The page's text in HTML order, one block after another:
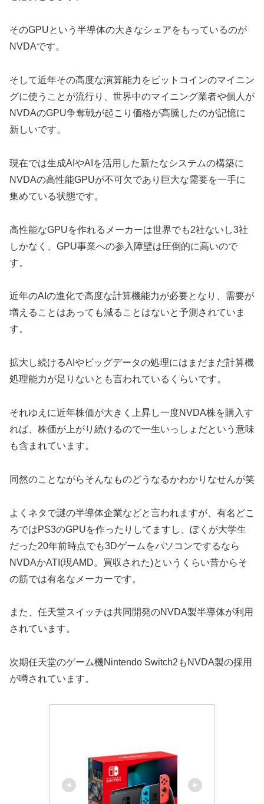
そのGPUという半導体の大きなシェアをもっているのが
NVDAです。
そして近年その高度な演算能力をビットコインのマイニン
グに使うことが流行り、世界中のマイニング業者や個人が
NVDAのGPU争奪戦が起こり価格が高騰したのが記憶に
新しいです。
現在では生成AIやAIを活用した新たなシステムの構築に
NVDAの高性能GPUが不可欠であり巨大な需要を一手に
集めている状態です。
高性能なGPUを作れるメーカーは世界でも2社ないし3社
しかなく、GPU事業への参入障壁は圧倒的に高いので
す。
近年のAIの進化で高度な計算機能力が必要となり、需要が
増えることはあっても減ることはないと予測されていま
す。
拡大し続けるAIやビッグデータの処理にはまだまだ計算機
処理能力が足りないとも言われているくらいです。
それゆえに近年株価が大きく上昇し一度NVDA株を購入す
れば、株価が上がり続けるので一生いっしょだという意味
も含まれています。
同然のことながらそんなものどうなるかわかりなせんが笑
よくネタで謎の半導体企業などと言われますが、有名どこ
ろではPS3のGPUを作ったりしてますし、ぼくが大学生
だった20年前時点でも3Dゲームをパソコンでするなら
NVDAかATI(現AMD。買収された)というくらい昔からそ
の筋では有名なメーカーです。
また、任天堂スイッチは共同開発のNVDA製半導体が利用
されています。
次期任天堂のゲーム機Nintendo Switch2もNVDA製の採用
が噂されています。